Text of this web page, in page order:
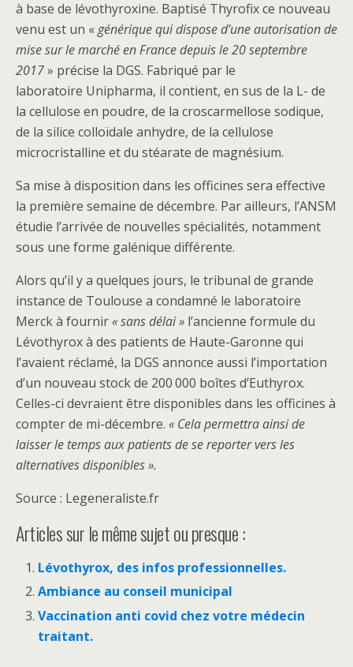
à base de lévothyroxine. Baptisé Thyrofix ce nouveau
venu est un «générique qui dispose d’une autorisation de
mise sur le marché en France depuis le 20 septembre
2017» précise la DGS. Fabriqué par le
laboratoire Unipharma, il contient, en sus de la L- de
la cellulose en poudre, de la croscarmellose sodique,
de la silice colloïdale anhydre, de la cellulose
microcristalline et du stéarate de magnésium.
Sa mise à disposition dans les officines sera effective
la première semaine de décembre. Par ailleurs, l’ANSM
étudie l’arrivée de nouvelles spécialités, notamment
sous une forme galénique différente.
Alors qu’il y a quelques jours, le tribunal de grande
instance de Toulouse a condamné le laboratoire
Merck à fournir« sans délai » l’ancienne formule du
Lévothyrox à des patients de Haute-Garonne qui
l’avaient réclamé, la DGS annonce aussi l’importation
d’un nouveau stock de 200 000 boîtes d’Euthyrox.
Celles-ci devraient être disponibles dans les officines à
compter de mi-décembre. « Cela permettra ainsi de
laisser le temps aux patients de se reporter vers les
alternatives disponibles ».
Source : Legeneraliste.fr
Articles sur le même sujet ou presque :
Lévothyrox, des infos professionnelles.
Ambiance au conseil municipal
Vaccination anti covid chez votre médecin
traitant.